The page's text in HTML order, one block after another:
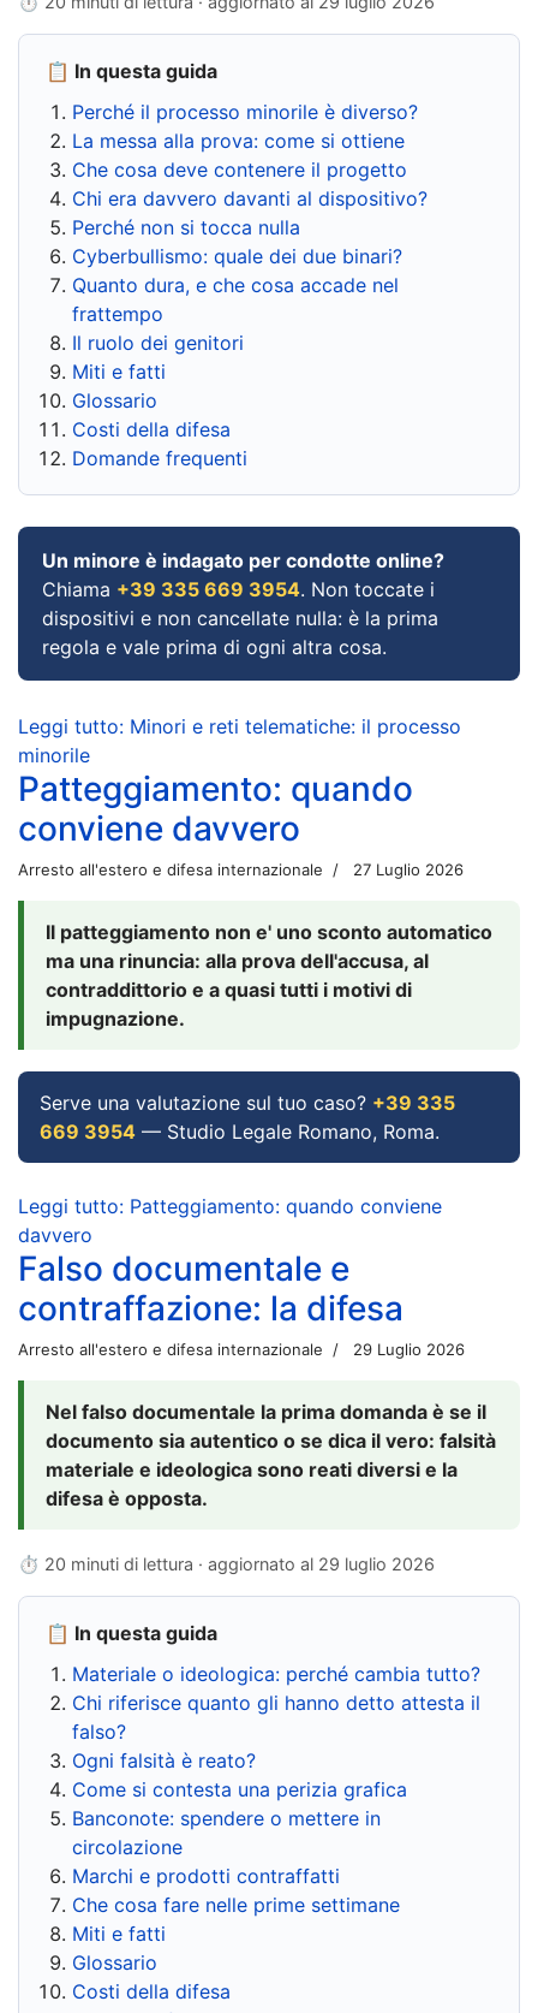
📋 In questa guida
Perché il processo minorile è diverso?
La messa alla prova: come si ottiene
Che cosa deve contenere il progetto
Chi era davvero davanti al dispositivo?
Perché non si tocca nulla
Cyberbullismo: quale dei due binari?
Quanto dura, e che cosa accade nel
frattempo
Il ruolo dei genitori
Miti e fatti
Glossario
Costi della difesa
Domande frequenti
Un minore è indagato per condotte online?
Chiama +39 335 669 3954. Non toccate i
dispositivi e non cancellate nulla: è la prima
regola e vale prima di ogni altra cosa.
Leggi tutto: Minori e reti telematiche: il processo
minorile
Patteggiamento: quando
conviene davvero
Arresto all'estero e difesa internazionale 27 Luglio 2026
Il patteggiamento non e' uno sconto automatico
ma una rinuncia: alla prova dell'accusa, al
contraddittorio e a quasi tutti i motivi di
impugnazione.
Serve una valutazione sul tuo caso? +39 335
669 3954 — Studio Legale Romano, Roma.
Leggi tutto: Patteggiamento: quando conviene
davvero
Falso documentale e
contraffazione: la difesa
Arresto all'estero e difesa internazionale 29 Luglio 2026
Nel falso documentale la prima domanda è se il
documento sia autentico o se dica il vero: falsità
materiale e ideologica sono reati diversi e la
difesa è opposta.
⏱ 20 minuti di lettura · aggiornato al 29 luglio 2026
📋 In questa guida
Materiale o ideologica: perché cambia tutto?
Chi riferisce quanto gli hanno detto attesta il
falso?
Ogni falsità è reato?
Come si contesta una perizia grafica
Banconote: spendere o mettere in
circolazione
Marchi e prodotti contraffatti
Che cosa fare nelle prime settimane
Miti e fatti
Glossario
Costi della difesa